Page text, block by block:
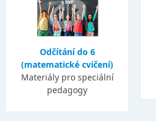
Odčítání do 6
(matematické cvičení)
Materiály pro speciální
pedagogy